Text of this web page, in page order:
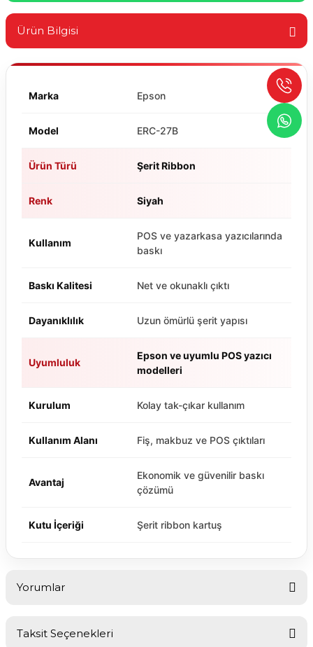
Ürün Bilgisi
Marka Epson
Model ERC-27B
Ürün Türü Şerit Ribbon
Renk Siyah
Kullanım
POS ve yazarkasa yazıcılarında
baskı
Baskı Kalitesi Net ve okunaklı çıktı
Dayanıklılık Uzun ömürlü şerit yapısı
Uyumluluk
Epson ve uyumlu POS yazıcı
modelleri
Kurulum Kolay tak-çıkar kullanım
Kullanım Alanı Fiş, makbuz ve POS çıktıları
Avantaj
Ekonomik ve güvenilir baskı
çözümü
Kutu İçeriği Şerit ribbon kartuş
Yorumlar
Taksit Seçenekleri